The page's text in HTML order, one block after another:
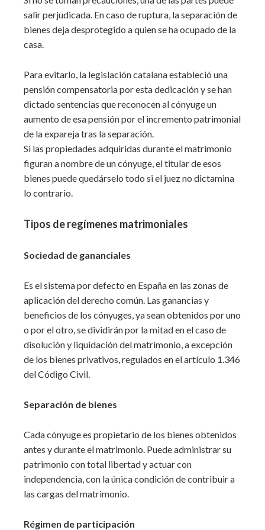
salir perjudicada. En caso de ruptura, la separación de
bienes deja desprotegido a quien se ha ocupado de la
casa.
Para evitarlo, la legislación catalana estableció una
pensión compensatoria por esta dedicación y se han
dictado sentencias que reconocen al cónyuge un
aumento de esa pensión por el incremento patrimonial
de la expareja tras la separación.
Si las propiedades adquiridas durante el matrimonio
figuran a nombre de un cónyuge, el titular de esos
bienes puede quedárselo todo si el juez no dictamina
lo contrario.
Tipos de regímenes matrimoniales
Sociedad de gananciales
Es el sistema por defecto en España en las zonas de
aplicación del derecho común. Las ganancias y
beneficios de los cónyuges, ya sean obtenidos por uno
o por el otro, se dividirán por la mitad en el caso de
disolución y liquidación del matrimonio, a excepción
de los bienes privativos, regulados en el artículo 1.346
del Código Civil.
Separación de bienes
Cada cónyuge es propietario de los bienes obtenidos
antes y durante el matrimonio. Puede administrar su
patrimonio con total libertad y actuar con
independencia, con la única condición de contribuir a
las cargas del matrimonio.
Régimen de participación